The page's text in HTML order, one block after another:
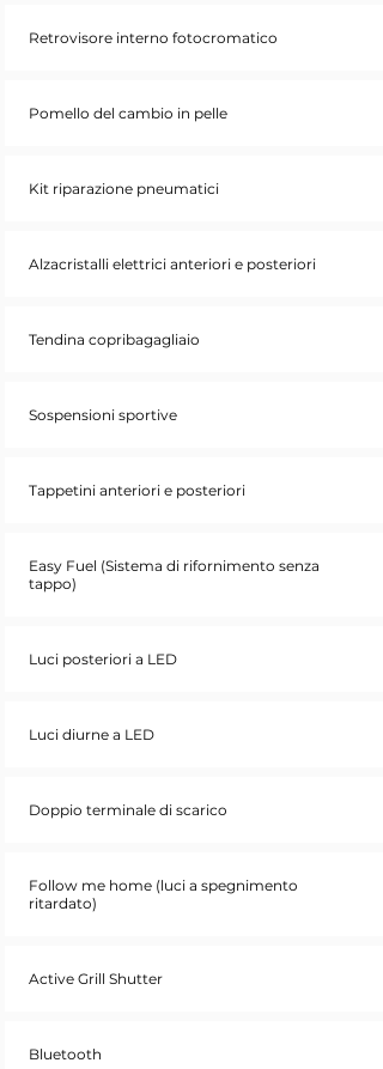
Retrovisore interno fotocromatico
Pomello del cambio in pelle
Kit riparazione pneumatici
Alzacristalli elettrici anteriori e posteriori
Tendina copribagagliaio
Sospensioni sportive
Tappetini anteriori e posteriori
Easy Fuel (Sistema di rifornimento senza
tappo)
Luci posteriori a LED
Luci diurne a LED
Doppio terminale di scarico
Follow me home (luci a spegnimento
ritardato)
Active Grill Shutter
Bluetooth